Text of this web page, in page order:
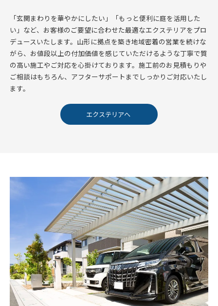
「玄関まわりを華やかにしたい」「もっと便利に庭を活用した
い」など、お客様のご要望に合わせた最適なエクステリアをプロ
デュースいたします。山形に拠点を築き地域密着の営業を続けな
がら、お値段以上の付加価値を感じていただけるような丁寧で質
の高い施工やご対応を心掛けております。施工前のお見積もりや
ご相談はもちろん、アフターサポートまでしっかりご対応いたし
ます。
エクステリアへ